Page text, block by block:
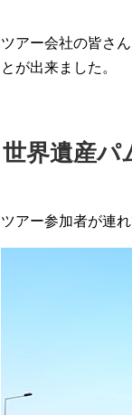
ツアー会社の皆さ
とが出来ました。
世界遺産パ
ツアー参加者が連